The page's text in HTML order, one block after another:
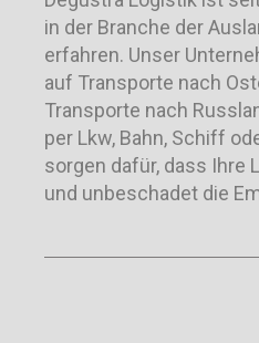
in der Branche der
erfahren. Unser
auf Transporte nach
Transporte nach
per Lkw, Bahn, Schiff
sorgen dafür, dass Ihre
und unbeschadet die